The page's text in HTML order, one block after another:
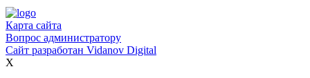
Карта сайта
Вопрос администратору
Сайт разработан Vidanov Digital
X